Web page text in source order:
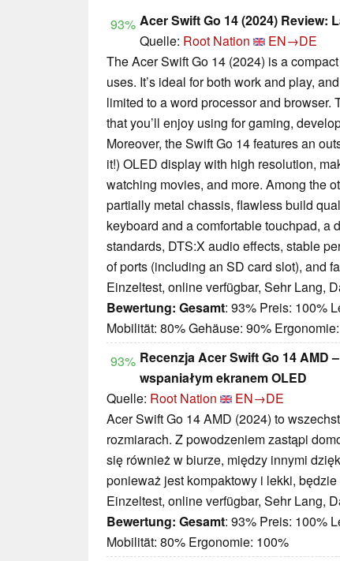
93% Acer Swift Go 14 (2024) Review:
Quelle: Root Nation
EN→DE
The Acer Swift Go 14 (2024) is a
uses. It’s ideal for both work and play,
limited to a word processor and
that you’ll enjoy using for gaming,
Moreover, the Swift Go 14 features an
it!) OLED display with high resolution,
watching movies, and more. Among the
partially metal chassis, flawless build
keyboard and a comfortable touchpad, a
standards, DTS:X audio effects, stable
of ports (including an SD card slot), and
Einzeltest, online verfügbar, Sehr Lang,
Bewertung: Gesamt: 93% Preis: 100%
Mobilität: 80% Gehäuse: 90%
93% Recenzja Acer Swift Go 14 AMD
wspaniałym ekranem OLED
Quelle: Root Nation
EN→DE
Acer Swift Go 14 AMD (2024) to
rozmiarach. Z powodzeniem zastąpi
się również w biurze, między innymi
ponieważ jest kompaktowy i lekki,
Einzeltest, online verfügbar, Sehr Lang,
Bewertung: Gesamt: 93% Preis: 100%
Mobilität: 80% Ergonomie: 100%